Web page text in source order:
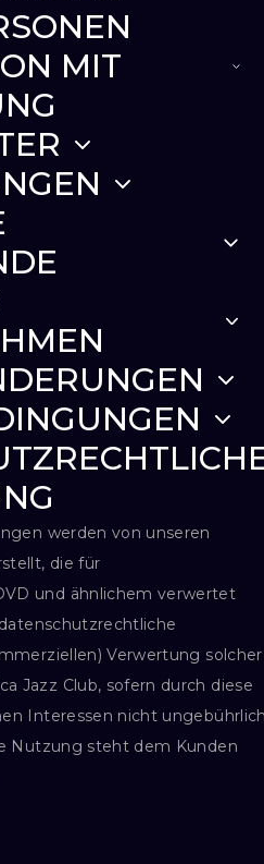
MIT
werden von unseren
die für
und ähnlichem verwertet
Verwertung solcher
Jazz Club, sofern durch diese
Interessen nicht
Nutzung steht dem Kunden